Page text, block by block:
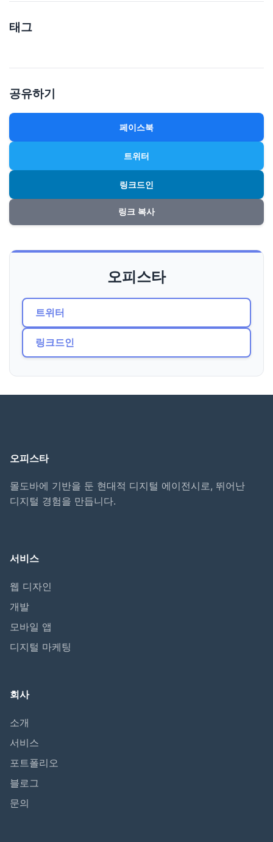
태그
공유하기
페이스북
트위터
링크드인
링크 복사
오피스타
트위터
링크드인
오피스타
몰도바에 기반을 둔 현대적 디지털 에이전시로, 뛰어난
디지털 경험을 만듭니다.
서비스
웹 디자인
개발
모바일 앱
디지털 마케팅
회사
소개
서비스
포트폴리오
블로그
문의